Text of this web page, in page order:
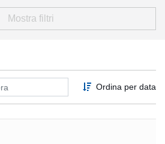
Mostra filtri
Ordina per data